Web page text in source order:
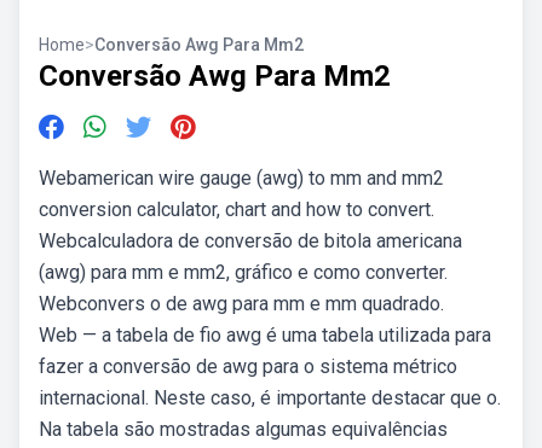
Home>Conversão Awg Para Mm2
Conversão Awg Para Mm2
Webamerican wire gauge (awg) to mm and mm2
conversion calculator, chart and how to convert.
Webcalculadora de conversão de bitola americana
(awg) para mm e mm2, gráfico e como converter.
Webconvers o de awg para mm e mm quadrado.
Web — a tabela de fio awg é uma tabela utilizada para
fazer a conversão de awg para o sistema métrico
internacional. Neste caso, é importante destacar que o.
Na tabela são mostradas algumas equivalências